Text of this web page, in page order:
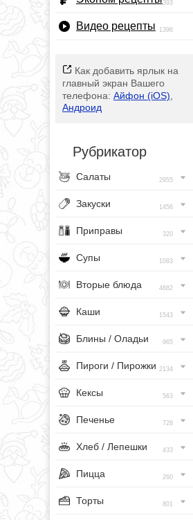
393
Видео рецепты 1396
Как добавить ярлык на
главный экран Вашего
телефона: Айфон (iOS)
Андроид
Рубрикатор
Салаты 2955
Закуски 1456
Приправы 320
Супы 1083
Вторые блюда 4682
Каши 1543
Блины / Оладьи 965
Пироги / Пирожки 2134
Кексы 563
Печенье 728
Хлеб / Лепешки 433
Пицца 260
Торты 801